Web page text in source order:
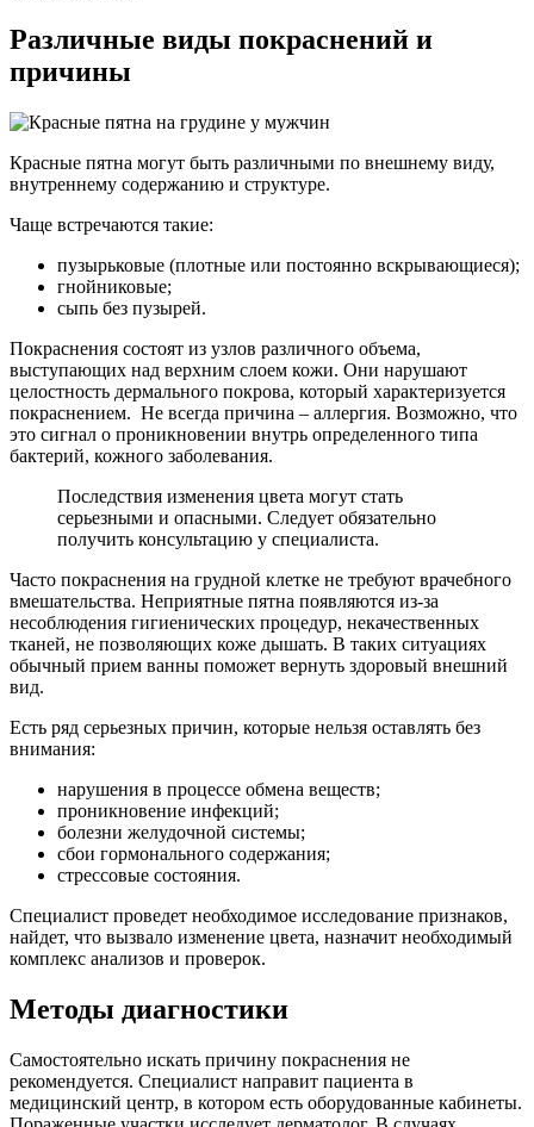
Различные виды покраснений и
причины
Красные пятна могут быть различными по внешнему виду,
внутреннему содержанию и структуре.
Чаще встречаются такие:
пузырьковые (плотные или постоянно вскрывающиеся);
гнойниковые;
сыпь без пузырей.
Покраснения состоят из узлов различного объема,
выступающих над верхним слоем кожи. Они нарушают
целостность дермального покрова, который характеризуется
покраснением. Не всегда причина – аллергия. Возможно, что
это сигнал о проникновении внутрь определенного типа
бактерий, кожного заболевания.
Последствия изменения цвета могут стать
серьезными и опасными. Следует обязательно
получить консультацию у специалиста.
Часто покраснения на грудной клетке не требуют врачебного
вмешательства. Неприятные пятна появляются из-за
несоблюдения гигиенических процедур, некачественных
тканей, не позволяющих коже дышать. В таких ситуациях
обычный прием ванны поможет вернуть здоровый внешний
вид.
Есть ряд серьезных причин, которые нельзя оставлять без
внимания:
нарушения в процессе обмена веществ;
проникновение инфекций;
болезни желудочной системы;
сбои гормонального содержания;
стрессовые состояния.
Специалист проведет необходимое исследование признаков,
найдет, что вызвало изменение цвета, назначит необходимый
комплекс анализов и проверок.
Методы диагностики
Самостоятельно искать причину покраснения не
рекомендуется. Специалист направит пациента в
медицинский центр, в котором есть оборудованные кабинеты.